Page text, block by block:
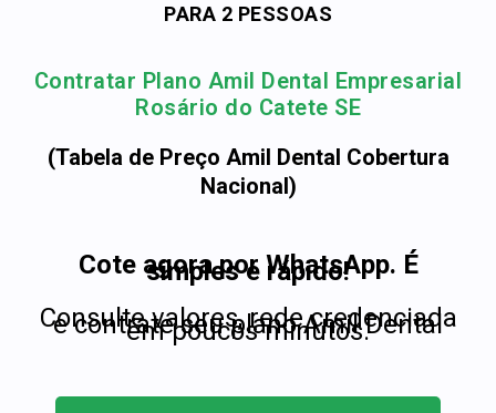
PARA 2 PESSOAS
Contratar Plano Amil Dental Empresarial
Rosário do Catete SE
(Tabela de Preço Amil Dental Cobertura
Nacional)
Cote agora por WhatsApp. É
simples e rápido!
Consulte valores, rede credenciada
e contrate seu plano Amil Dental
em poucos minutos.